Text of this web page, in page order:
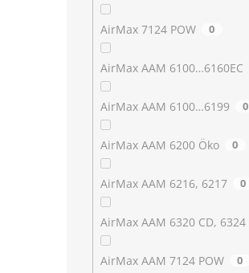
AirMax 7124 POW 0
AirMax AAM 6100…6160EC
AirMax AAM 6100…6199 0
AirMax AAM 6200 Öko 0
AirMax AAM 6216, 6217 0
AirMax AAM 6320 CD, 6324
AirMax AAM 7124 POW 0